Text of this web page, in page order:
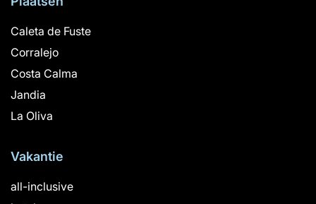
Caleta de Fuste
Corralejo
Costa Calma
Jandia
La Oliva
Vakantie
all-inclusive